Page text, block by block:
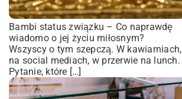
Bambi status związku – Co naprawdę
wiadomo o jej życiu miłosnym?
Wszyscy o tym szepczą. W kawiarniach,
na social mediach, w przerwie na lunch.
Pytanie, które […]